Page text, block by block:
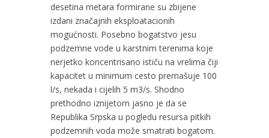
desetina metara formirane su zbijene
izdani značajnih eksploatacionih
mogućnosti. Posebno bogatstvo jesu
podzemne vode u karstnim terenima koje
nerjetko koncentrisano ističu na vrelima čiji
kapacitet u minimum cesto premašuje 100
l/s, nekada i cijelih 5 m3/s. Shodno
prethodno iznijetom jasno je da se
Republika Srpska u pogledu resursa pitkih
podzemnih voda može smatrati bogatom.